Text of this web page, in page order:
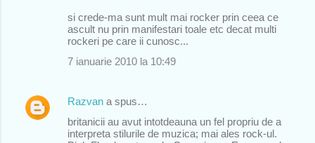
si crede-ma sunt mult mai rocker prin ceea ce
ascult nu prin manifestari toale etc decat multi
rockeri pe care ii cunosc...
7 ianuarie 2010 la 10:49
Razvan a spus…
britanicii au avut intotdeauna un fel propriu de a
interpreta stilurile de muzica; mai ales rock-ul.